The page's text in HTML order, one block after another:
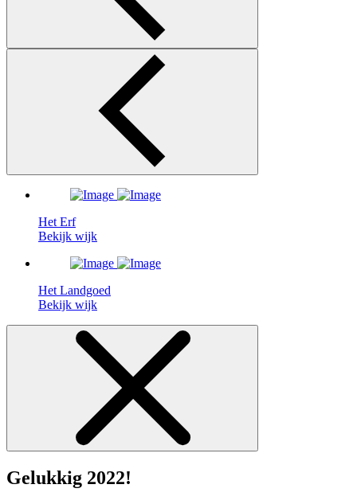
Het Erf
Bekijk wijk
Het Landgoed
Bekijk wijk
Gelukkig 2022!